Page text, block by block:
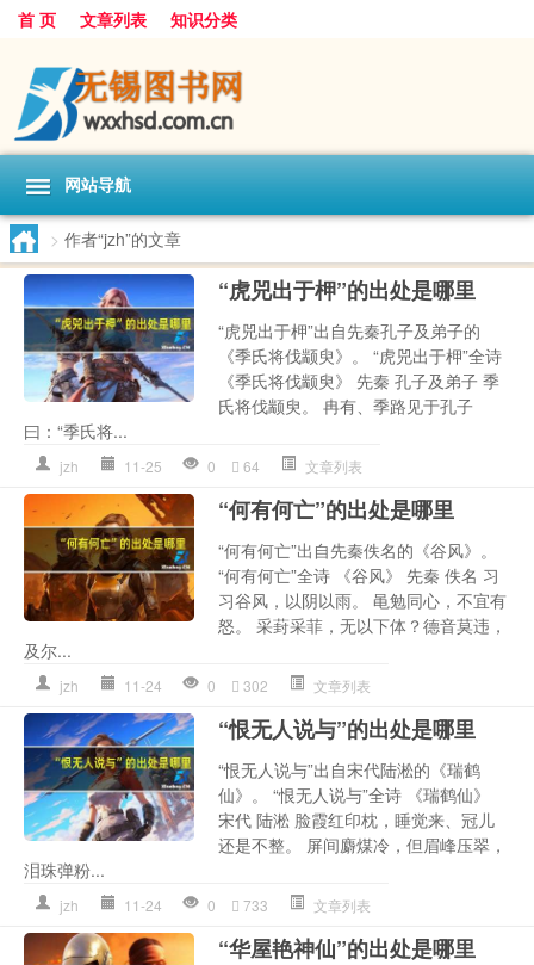
首 页 文章列表 知识分类
网站导航
> 作者“jzh”的文章
“虎兕出于柙”的出处是哪里
“虎兕出于柙”出自先秦孔子及弟子的
《季氏将伐颛臾》。 “虎兕出于柙”全诗
《季氏将伐颛臾》 先秦 孔子及弟子 季
氏将伐颛臾。 冉有、季路见于孔子
曰：“季氏将...
jzh 11-25 0 64 文章列表
“何有何亡”的出处是哪里
“何有何亡”出自先秦佚名的《谷风》。
“何有何亡”全诗 《谷风》 先秦 佚名 习
习谷风，以阴以雨。 黾勉同心，不宜有
怒。 采葑采菲，无以下体？德音莫违，
及尔...
jzh 11-24 0 302 文章列表
“恨无人说与”的出处是哪里
“恨无人说与”出自宋代陆淞的《瑞鹤
仙》。 “恨无人说与”全诗 《瑞鹤仙》
宋代 陆淞 脸霞红印枕，睡觉来、冠儿
还是不整。 屏间麝煤冷，但眉峰压翠，
泪珠弹粉...
jzh 11-24 0 733 文章列表
“华屋艳神仙”的出处是哪里